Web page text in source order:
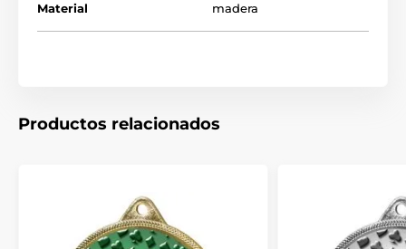
Material madera
Productos relacionados